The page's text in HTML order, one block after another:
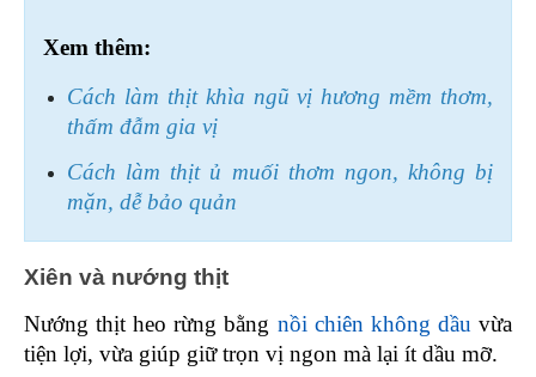
Xem thêm:
Cách làm thịt khìa ngũ vị hương mềm thơm,
thấm đẫm gia vị
Cách làm thịt ủ muối thơm ngon, không bị
mặn, dễ bảo quản
Xiên và nướng thịt
Nướng thịt heo rừng bằng nồi chiên không dầu vừa
tiện lợi, vừa giúp giữ trọn vị ngon mà lại ít dầu mỡ.